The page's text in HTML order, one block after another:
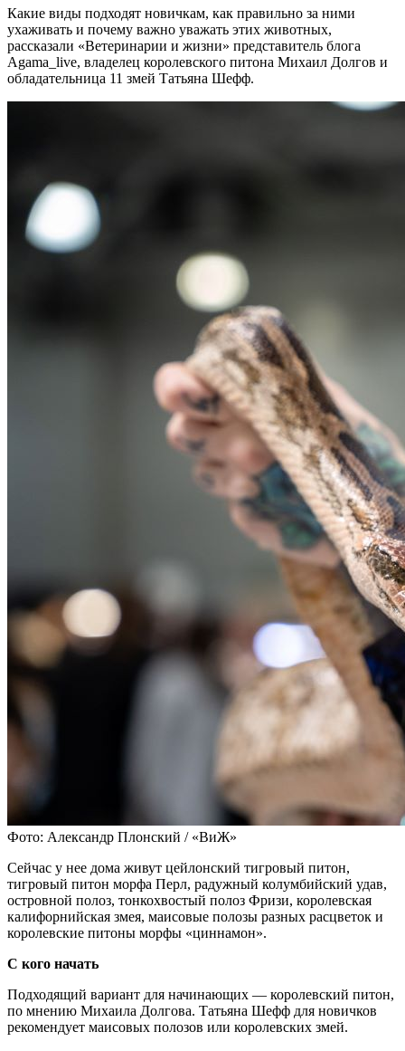
Какие виды подходят новичкам, как правильно за ними
ухаживать и почему важно уважать этих животных,
рассказали «Ветеринарии и жизни» представитель блога
Agama_live, владелец королевского питона Михаил Долгов и
обладательница 11 змей Татьяна Шефф.
Фото: Александр Плонский / «ВиЖ»
Сейчас у нее дома живут цейлонский тигровый питон,
тигровый питон морфа Перл, радужный колумбийский удав,
островной полоз, тонкохвостый полоз Фризи, королевская
калифорнийская змея, маисовые полозы разных расцветок и
королевские питоны морфы «циннамон».
С кого начать
Подходящий вариант для начинающих — королевский питон,
по мнению Михаила Долгова. Татьяна Шефф для новичков
рекомендует маисовых полозов или королевских змей.